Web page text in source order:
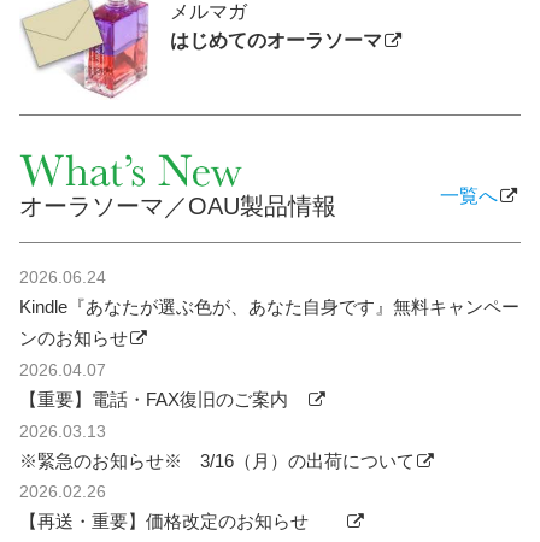
メルマガ
はじめてのオーラソーマ
オーラソーマ／OAU製品情報 一覧へ
2026.06.24
Kindle『あなたが選ぶ色が、あなた自身です』無料キャンペー
ンのお知らせ
2026.04.07
【重要】電話・FAX復旧のご案内
2026.03.13
※緊急のお知らせ※ 3/16（月）の出荷について
2026.02.26
【再送・重要】価格改定のお知らせ